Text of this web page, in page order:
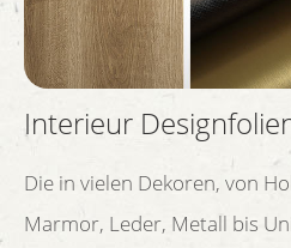
Interieur
Die in vielen Dekoren, von
Marmor, Leder, Metall bis